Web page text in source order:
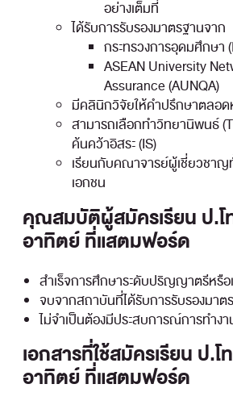
อย่างเต็มที่
ได้รับการรับรองมาตรฐานจาก
กระทรวงการอุดมศึกษา
ASEAN University
Assurance (AUNQA)
มีคลินิกวิจัยให้คำปรึกษาตลอ
สามารถเลือกทำวิทยานิพนธ์
ค้นคว้าอิสระ (IS)
เรียนกับคณาจารย์ผู้เชี่ยวชาญ
เอกชน
คุณสมบัติผู้สมัครเรียน ป.โ
อาทิตย์ ที่แสตมฟอร์ด
สำเร็จการศึกษาระดับปริญญาตรีหรือ
จบจากสถาบันที่ได้รับการรับรองมา
ไม่จำเป็นต้องมีประสบการณ์การทำงา
เอกสารที่ใช้สมัครเรียน ป.โ
อาทิตย์ ที่แสตมฟอร์ด